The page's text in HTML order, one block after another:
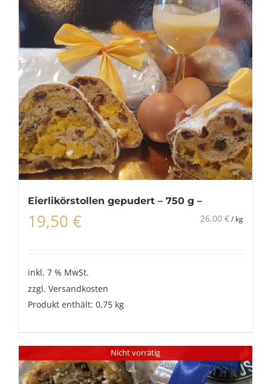
Eierlikörstollen gepudert – 750 g –
19,50 € 26,00 €/ kg
inkl. 7 % MwSt.
zzgl. Versandkosten
Produkt enthält: 0,75 kg
Nicht vorrätig